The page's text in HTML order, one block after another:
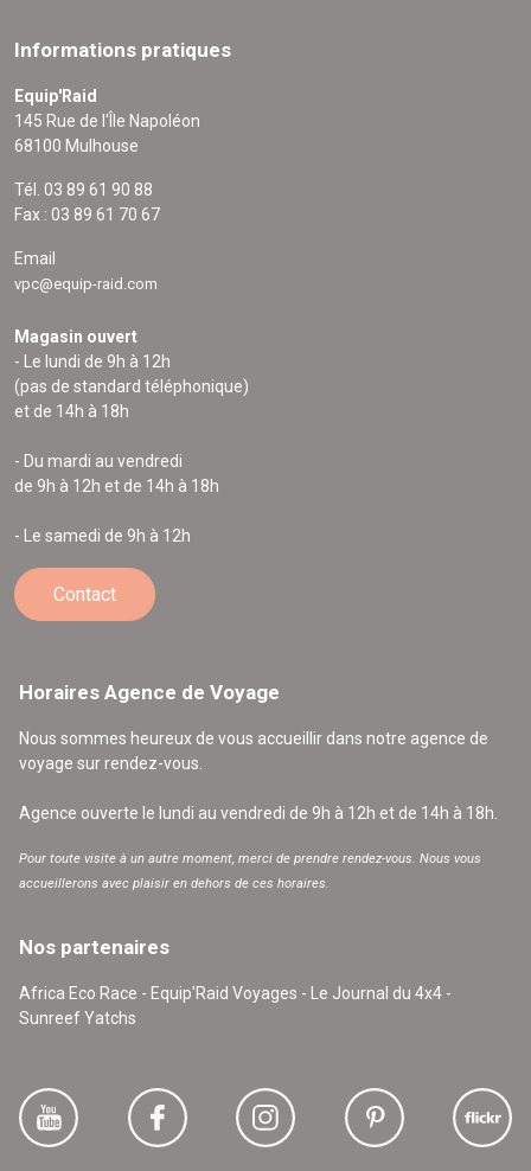
Informations pratiques
Equip'Raid
145 Rue de l'Île Napoléon
68100 Mulhouse
Tél. 03 89 61 90 88
Fax : 03 89 61 70 67
Email
vpc@equip-raid.com
Magasin ouvert
- Le lundi de 9h à 12h
(pas de standard téléphonique)
et de 14h à 18h
- Du mardi au vendredi
de 9h à 12h et de 14h à 18h
- Le samedi de 9h à 12h
Contact
Horaires Agence de Voyage
Nous sommes heureux de vous accueillir dans notre agence de
voyage sur rendez-vous.
Agence ouverte le lundi au vendredi de 9h à 12h et de 14h à 18h.
Pour toute visite à un autre moment, merci de prendre rendez-vous. Nous vous
accueillerons avec plaisir en dehors de ces horaires.
Nos partenaires
Africa Eco Race - Equip'Raid Voyages - Le Journal du 4x4 -
Sunreef Yatchs